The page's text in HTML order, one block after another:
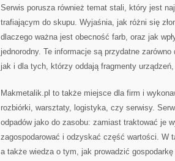
Serwis porusza również temat stali, który jest
trafiającym do skupu. Wyjaśnia, jak różni się
dlaczego ważna jest obecność farb, oraz jak
jednorodny. Te informacje są przydatne
jak i dla tych, którzy oddają fragmenty
Makmetalik.pl to także miejsce dla firm i
rozbiórki, warsztaty, logistyka, czy serwisy.
odpadów jako do zasobu: zamiast traktować je
zagospodarować i odzyskać część wartości. W
a także wiedza o tym, jak prowadzić